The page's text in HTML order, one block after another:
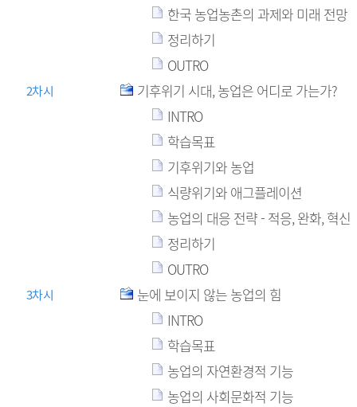
한국 농업농촌의 과제와 미래 전망
정리하기
OUTRO
2차시
기후위기 시대, 농업은 어디로 가는가?
INTRO
학습목표
기후위기와 농업
식량위기와 애그플레이션
농업의 대응 전략 - 적응, 완화, 혁신
정리하기
OUTRO
3차시
눈에 보이지 않는 농업의 힘
INTRO
학습목표
농업의 자연환경적 기능
농업의 사회문화적 기능